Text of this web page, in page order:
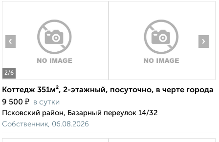
2/6
‹ ›
Коттедж 351м², 2-этажный, посуточно, в черте города
9 500 ₽ в сутки
Псковский район, Базарный переулок 14/32
Собственник, 06.08.2026